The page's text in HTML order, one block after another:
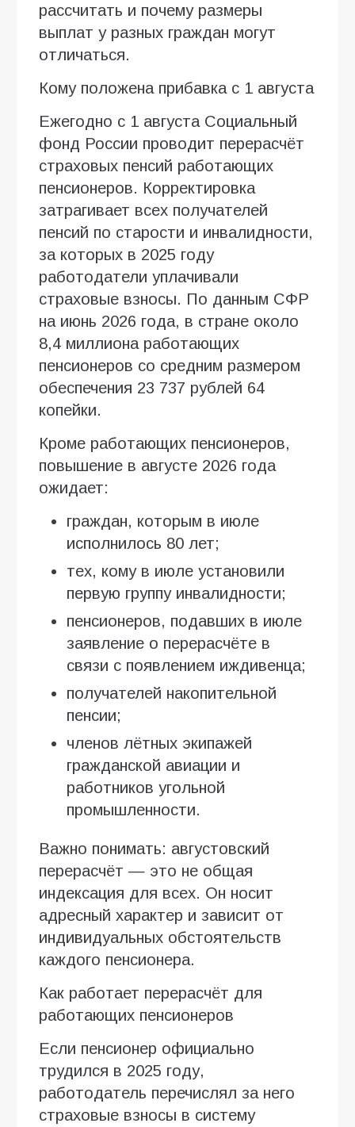
рассчитать и почему размеры
выплат у разных граждан могут
отличаться.
Кому положена прибавка с 1 августа
Ежегодно с 1 августа Социальный
фонд России проводит перерасчёт
страховых пенсий работающих
пенсионеров. Корректировка
затрагивает всех получателей
пенсий по старости и инвалидности,
за которых в 2025 году
работодатели уплачивали
страховые взносы. По данным СФР
на июнь 2026 года, в стране около
8,4 миллиона работающих
пенсионеров со средним размером
обеспечения 23 737 рублей 64
копейки.
Кроме работающих пенсионеров,
повышение в августе 2026 года
ожидает:
граждан, которым в июле
исполнилось 80 лет;
тех, кому в июле установили
первую группу инвалидности;
пенсионеров, подавших в июле
заявление о перерасчёте в
связи с появлением иждивенца;
получателей накопительной
пенсии;
членов лётных экипажей
гражданской авиации и
работников угольной
промышленности.
Важно понимать: августовский
перерасчёт — это не общая
индексация для всех. Он носит
адресный характер и зависит от
индивидуальных обстоятельств
каждого пенсионера.
Как работает перерасчёт для
работающих пенсионеров
Если пенсионер официально
трудился в 2025 году,
работодатель перечислял за него
страховые взносы в систему